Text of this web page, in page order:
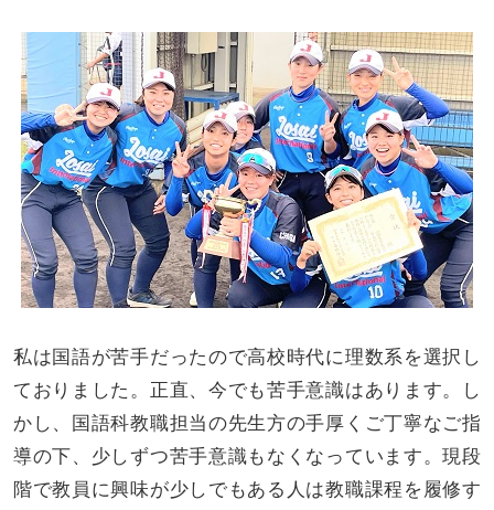
私は国語が苦手だったので高校時代に理数系を選択し
ておりました。正直、今でも苦手意識はあります。し
かし、国語科教職担当の先生方の手厚くご丁寧なご指
導の下、少しずつ苦手意識もなくなっています。現段
階で教員に興味が少しでもある人は教職課程を履修す